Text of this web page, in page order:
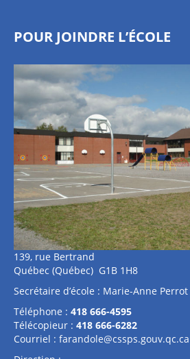
POUR JOINDRE L’ÉCOLE
139, rue Bertrand
Québec (Québec) G1B 1H8
Secrétaire d’école : Marie-Anne Perrot
Téléphone : 418 666-4595
Télécopieur : 418 666-6282
Courriel : farandole@cssps.gouv.qc.ca